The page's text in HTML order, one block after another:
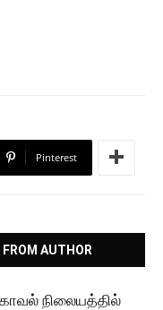
Pinterest
FROM AUTHOR
நிலையத்தில்